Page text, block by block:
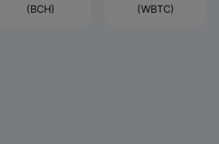
(BCH) (WBTC)